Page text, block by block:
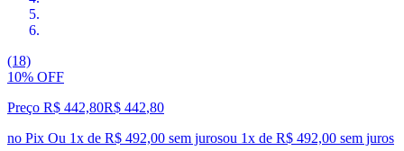
(18)
10% OFF
Preço R$ 442,80R$ 442,80
no Pix Ou 1x de R$ 492,00 sem jurosou 1x de R$ 492,00 sem juros